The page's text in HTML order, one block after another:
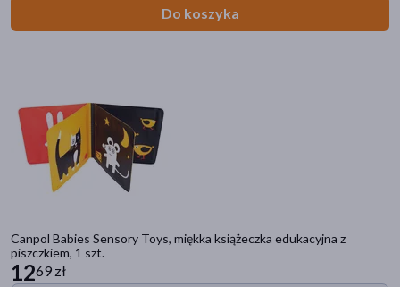
Do koszyka
Canpol Babies Sensory Toys, miękka książeczka edukacyjna z
piszczkiem, 1 szt.
1269 zł